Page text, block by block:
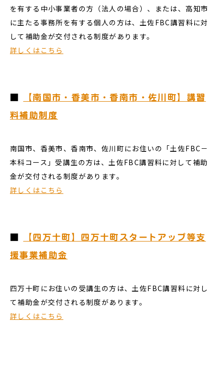
を有する中小事業者の方（法人の場合）、または、高知市
に主たる事務所を有する個人の方は、土佐FBC講習料に対
して補助金が交付される制度があります。
詳しくはこちら
【南国市・香美市・香南市・佐川町】講習
料補助制度
南国市、香美市、香南市、佐川町にお住いの「土佐FBC－
本科コース」受講生の方は、土佐FBC講習料に対して補助
金が交付される制度があります。
詳しくはこちら
【四万十町】四万十町スタートアップ等支
援事業補助金
四万十町にお住いの受講生の方は、土佐FBC講習料に対し
て補助金が交付される制度があります。
詳しくはこちら